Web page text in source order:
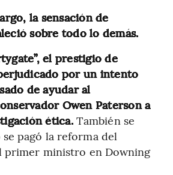
la sensación de
sobre todo lo demás.
el prestigio de
por un intento
de ayudar al
Owen Paterson a
ética.También se
pagó la reforma del
primer ministro en Downing